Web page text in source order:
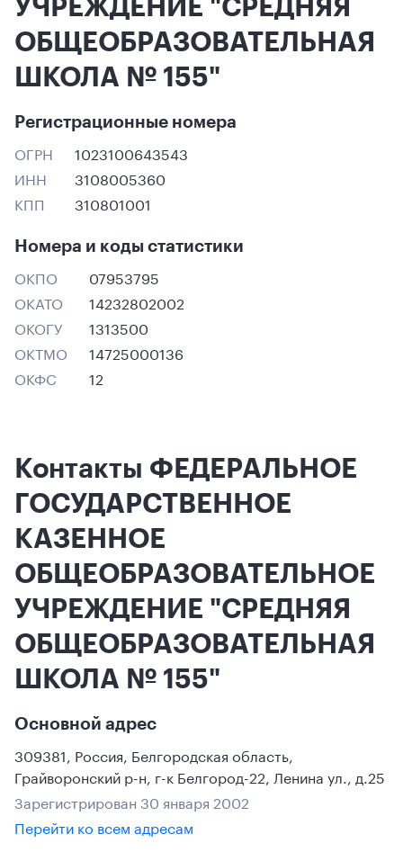
ОБЩЕОБРАЗОВАТЕЛЬНАЯ
ШКОЛА № 155"
Регистрационные номера
ОГРН
1023100643543
ИНН
3108005360
КПП
310801001
Номера и коды статистики
ОКПО
07953795
ОКАТО
14232802002
ОКОГУ
1313500
ОКТМО
14725000136
ОКФС
12
Контакты ФЕДЕРАЛЬНОЕ
ГОСУДАРСТВЕННОЕ
КАЗЕННОЕ
ОБЩЕОБРАЗОВАТЕЛЬНОЕ
УЧРЕЖДЕНИЕ "СРЕДНЯЯ
ОБЩЕОБРАЗОВАТЕЛЬНАЯ
ШКОЛА № 155"
Основной адрес
309381, Россия, Белгородская область,
Грайворонский р-н, г-к Белгород-22, Ленина ул., д.25
Зарегистрирован 30 января 2002
Перейти ко всем адресам